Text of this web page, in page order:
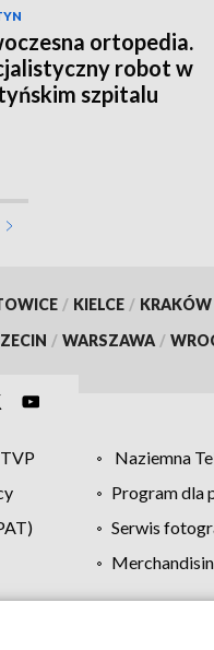
ortopedia.
robot w
szpitalu
/ KIELCE / KRAKÓW
/ WARSZAWA /
Naziemna
Program dla
Serwis